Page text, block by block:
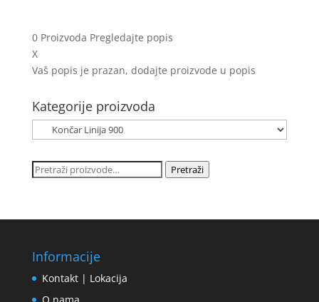
0Proizvoda Pregledajte popis
X
Vaš popis je prazan, dodajte proizvode u popis
Kategorije proizvoda
Pretraži: Pretraži
Informacije
Kontakt | Lokacija
O nama